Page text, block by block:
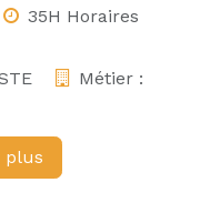
35H Horaires
Métier :
plus